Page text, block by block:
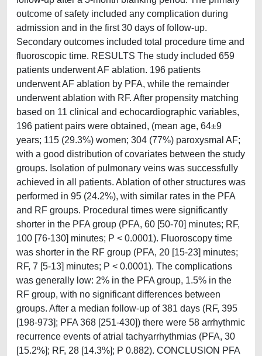
outcome of safety included any complication during
admission and in the first 30 days of follow-up.
Secondary outcomes included total procedure time and
fluoroscopic time. RESULTS The study included 659
patients underwent AF ablation. 196 patients
underwent AF ablation by PFA, while the remainder
underwent ablation with RF. After propensity matching
based on 11 clinical and echocardiographic variables,
196 patient pairs were obtained, (mean age, 64±9
years; 115 (29.3%) women; 304 (77%) paroxysmal AF;
with a good distribution of covariates between the study
groups. Isolation of pulmonary veins was successfully
achieved in all patients. Ablation of other structures was
performed in 95 (24.2%), with similar rates in the PFA
and RF groups. Procedural times were significantly
shorter in the PFA group (PFA, 60 [50-70] minutes; RF,
100 [76-130] minutes; P < 0.0001). Fluoroscopy time
was shorter in the RF group (PFA, 20 [15-23] minutes;
RF, 7 [5-13] minutes; P < 0.0001). The complications
was generally low: 2% in the PFA group, 1.5% in the
RF group, with no significant differences between
groups. After a median follow-up of 381 days (RF, 395
[198-973]; PFA 368 [251-430]) there were 58 arrhythmic
recurrence events of atrial tachyarrhythmias (PFA, 30
[15.2%]; RF, 28 [14.3%]; P 0.882). CONCLUSION PFA